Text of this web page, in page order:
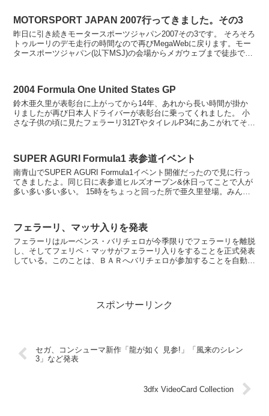
MOTORSPORT JAPAN 2007行ってきました。その3
昨日に引き続きモータースポーツジャパン2007その3です。 そろそろ
トゥルーリのデモ走行の時間なので再びMegaWebに戻ります。モー
タースポーツジャパン(以下MSJ)の会場からメガウェブまで徒歩で15
2004 Formula One United States GP
鈴木亜久里が表彰台に上がってから14年、あれから長い時間が掛か
りましたが再び日本人ドライバーが表彰台に乗ってくれました。 小
さな子供の頃に見たフェラーリ312TやタイレルP34にあこがれてそれ
SUPER AGURI Formula1 表参道イベント
南青山でSUPER AGURI Formula1イベント開催だったので見に行っ
てきましたよ。同じ日に表参道ヒルズオープン&休日ってことで人が
多い多い多い多い。 15時をちょっと回った所で亜久里登場。みんな
フェラーリ、マッサ入りを発表
フェラーリはルーベンス・バリチェロが今季限りでフェラーリを離脱
し、そしてフェリペ・マッサがフェラーリ入りをすることを正式発表
している。このことは、ＢＡＲへバリチェロが参加することを自動的
スポンサーリンク
セガ、コンシューマ新作「龍が如く 見参!」「風来のシレン
3」など発表
3dfx VideoCard Collection